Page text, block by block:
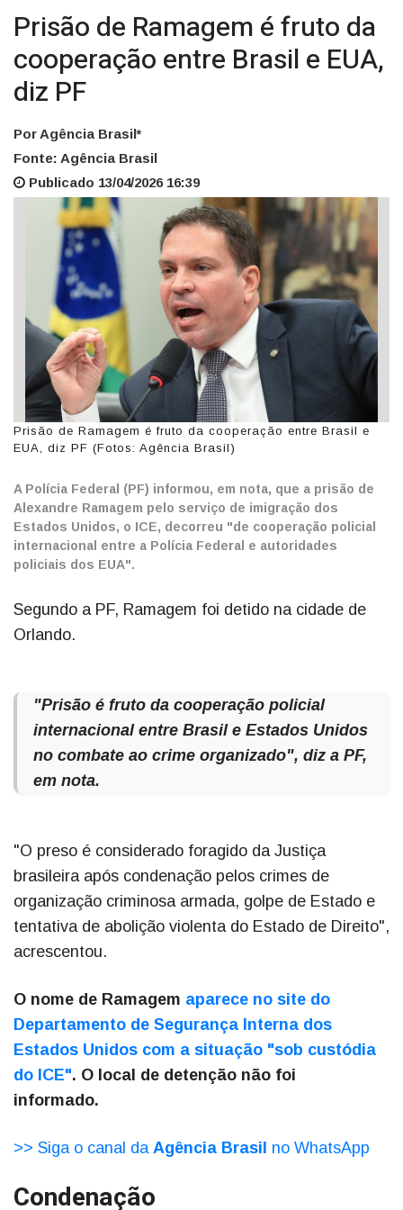
Prisão de Ramagem é fruto da
cooperação entre Brasil e EUA,
diz PF
Por Agência Brasil*
Fonte: Agência Brasil
Publicado 13/04/2026 16:39
Prisão de Ramagem é fruto da cooperação entre Brasil e
EUA, diz PF (Fotos: Agência Brasil)
A Polícia Federal (PF) informou, em nota, que a prisão de
Alexandre Ramagem pelo serviço de imigração dos
Estados Unidos, o ICE, decorreu "de cooperação policial
internacional entre a Polícia Federal e autoridades
policiais dos EUA".
Segundo a PF, Ramagem foi detido na cidade de
Orlando.
"Prisão é fruto da cooperação policial
internacional entre Brasil e Estados Unidos
no combate ao crime organizado", diz a PF,
em nota.
"O preso é considerado foragido da Justiça
brasileira após condenação pelos crimes de
organização criminosa armada, golpe de Estado e
tentativa de abolição violenta do Estado de Direito",
acrescentou.
O nome de Ramagem aparece no site do
Departamento de Segurança Interna dos
Estados Unidos com a situação "sob custódia
do ICE". O local de detenção não foi
informado.
>> Siga o canal da Agência Brasil no WhatsApp
Condenação